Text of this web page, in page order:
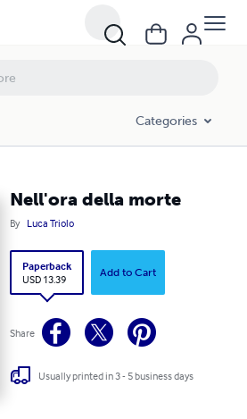
Categories
Nell'ora della morte
By Luca Triolo
Paperback
USD 13.39
Add to Cart
Share
Usually printed in 3 - 5 business days